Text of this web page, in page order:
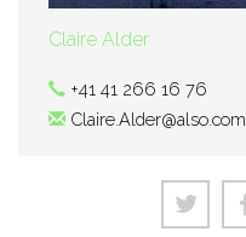
Claire Alder
+41 41 266 16 76
Claire.Alder@also.com